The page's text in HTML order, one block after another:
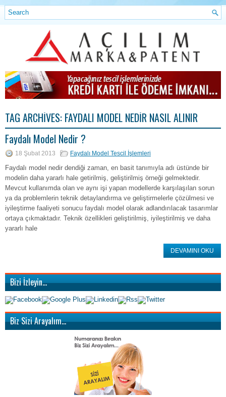
TAG ARCHIVES: FAYDALI MODEL NEDIR NASIL ALINIR
Faydalı Model Nedir ?
18 Şubat 2013 Faydalı Model Tescil İşlemleri
Faydalı model nedir dendiği zaman, en basit tanımıyla adı üstünde bir
modelin daha yararlı hale getirilmiş, geliştirilmiş örneği gelmektedir.
Mevcut kullanımda olan ve aynı işi yapan modellerde karşılaşılan sorun
ya da problemlerin teknik detaylandırma ve geliştirmelerle çözülmesi ve
iyileştirme faaliyeti sonucu faydalı model olarak adlandırılacak tasarımlar
ortaya çıkmaktadır. Teknik özellikleri geliştirilmiş, iyileştirilmiş ve daha
yararlı hale
DEVAMINI OKU
Bizi İzleyin…
Biz Sizi Arayalım…